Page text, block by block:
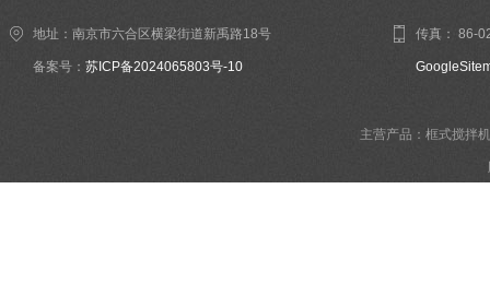
地址：南京市六合区横梁街道新禹路18号
备案号： 苏ICP备2024065803号-10
传真： 86-
主营产品：框式搅拌